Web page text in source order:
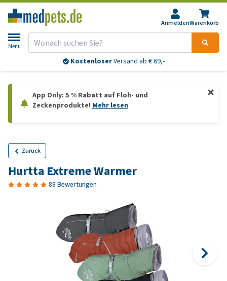
AnmeldenWarenkorb
Menu
KostenloserVersand ab € 69,-
App Only: 5 % Rabatt auf Floh- und
Zeckenprodukte! Mehr lesen
Zurück
Hurtta Extreme Warmer
88 Bewertungen